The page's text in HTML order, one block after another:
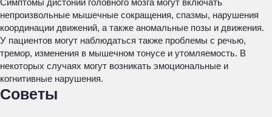
Симптомы дистонии головного мозга могут включать
непроизвольные мышечные сокращения, спазмы, нарушения
координации движений, а также аномальные позы и движения.
У пациентов могут наблюдаться также проблемы с речью,
тремор, изменения в мышечном тонусе и утомляемость. В
некоторых случаях могут возникать эмоциональные и
когнитивные нарушения.
Советы